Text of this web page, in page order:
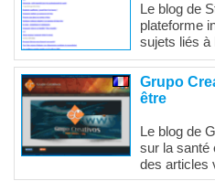
Le blog de
plateforme
sujets liés à
Grupo
être
Le blog de
sur la santé
des articles